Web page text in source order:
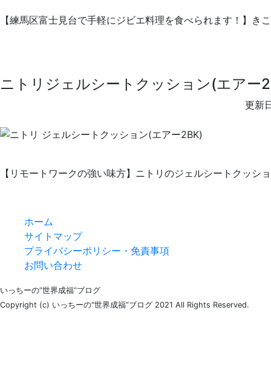
【練馬区富士見台で手軽にジビエ料理を食べられます！】
ニトリジェルシートクッション(エアー
更新
【リモートワークの強い味方】ニトリのジェルシートクッシ
ホーム
サイトマップ
プライバシーポリシー・免責事項
お問い合わせ
いっちーの”世界成福”ブログ
Copyright (c) いっちーの"世界成福”ブログ 2021 All Rights Reserved.